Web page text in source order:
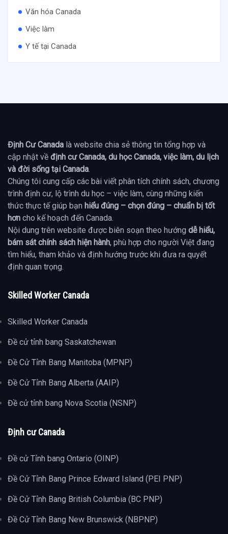
Văn hóa Canada
Việc làm
Y tế tại Canada
Định Cư Canada là website chia sẻ thông tin tổng hợp và
cập nhật về định cư Canada, du học Canada, việc làm, du lịch
và đời sống tại Canada.
Chúng tôi cung cấp các bài viết phân tích chính sách, chương
trình định cư, lộ trình du học – việc làm, cùng những kiến
thức thực tế giúp bạn hiểu đúng – chọn đúng – chuẩn bị tốt
hơn cho kế hoạch đến Canada.
Nội dung trên website được biên soạn theo hướng dễ hiểu,
bám sát chính sách hiện hành, phù hợp cho người Việt đang
tìm hiểu, tham khảo và định hướng trước khi đưa ra quyết
định quan trọng.
Skilled Worker Canada
Skilled Worker Canada
Đề cử tỉnh bang Saskatchewan
Đề Cử Tỉnh Bang Manitoba (MPNP)
Đề Cử Tỉnh Bang Alberta (AAIP)
Đề cử tỉnh bang Nova Scotia (NSNP)
Định cư Canada
Đề cử Tỉnh bang Ontario (OINP)
Đề Cử Tỉnh Bang Prince Edward Island (PEI PNP)
Đề Cử Tỉnh Bang British Columbia (BC PNP)
Đề Cử Tỉnh Bang New Brunswick (NBPNP)